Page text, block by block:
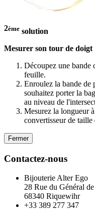
2ème solution
Mesurer son tour de doigt
Découpez une bande
feuille.
Enroulez la bande de
souhaitez porter la
au niveau de
Mesurez la longueur
convertisseur de taille
Fermer
Contactez-nous
Bijouterie Alter Ego
28 Rue du Général
68340 Riquewihr
+33 389 277 347